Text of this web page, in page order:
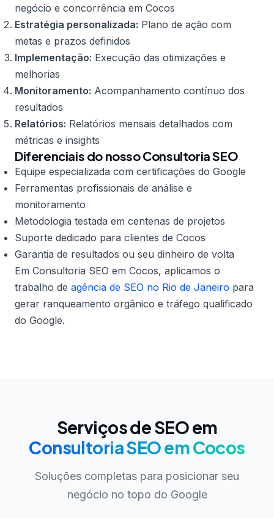
negócio e concorrência em Cocos
Estratégia personalizada: Plano de ação com
metas e prazos definidos
Implementação: Execução das otimizações e
melhorias
Monitoramento: Acompanhamento contínuo dos
resultados
Relatórios: Relatórios mensais detalhados com
métricas e insights
Diferenciais do nosso Consultoria SEO
Equipe especializada com certificações do Google
Ferramentas profissionais de análise e
monitoramento
Metodologia testada em centenas de projetos
Suporte dedicado para clientes de Cocos
Garantia de resultados ou seu dinheiro de volta
Em Consultoria SEO em Cocos, aplicamos o
trabalho de agência de SEO no Rio de Janeiro para
gerar ranqueamento orgânico e tráfego qualificado
do Google.
Serviços de SEO em
Consultoria SEO em Cocos
Soluções completas para posicionar seu
negócio no topo do Google